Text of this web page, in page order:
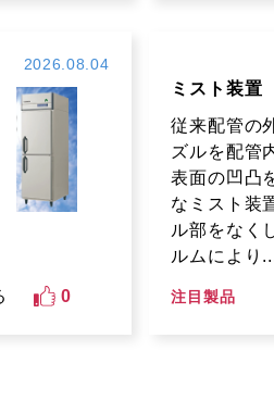
2026.08.04
0
ミスト装置
従来配管の
ズルを配管
表面の凹凸
なミスト装
ル部をなく
ルムにより
注目製品